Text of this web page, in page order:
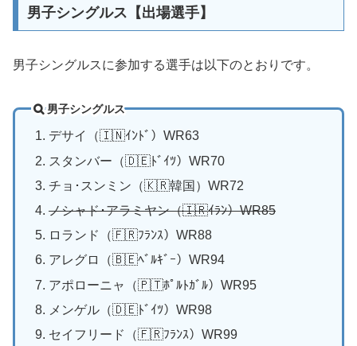
男子シングルス【出場選手】
男子シングルスに参加する選手は以下のとおりです。
男子シングルス
デサイ（🇮🇳ｲﾝﾄﾞ）WR63
スタンバー（🇩🇪ﾄﾞｲﾂ）WR70
チョ･スンミン（🇰🇷韓国）WR72
ノシャド･アラミヤン（🇮🇷ｲﾗﾝ）WR85
ロランド（🇫🇷ﾌﾗﾝｽ）WR88
アレグロ（🇧🇪ﾍﾞﾙｷﾞｰ）WR94
アポローニャ（🇵🇹ﾎﾟﾙﾄｶﾞﾙ）WR95
メンゲル（🇩🇪ﾄﾞｲﾂ）WR98
セイフリード（🇫🇷ﾌﾗﾝｽ）WR99